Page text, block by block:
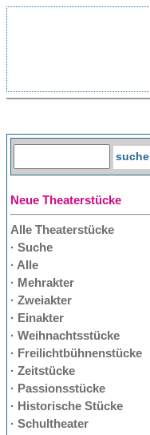
Neue Theaterstücke
Alle Theaterstücke
· Suche
· Alle
· Mehrakter
· Zweiakter
· Einakter
· Weihnachtsstücke
· Freilichtbühnenstücke
· Zeitstücke
· Passionsstücke
· Historische Stücke
· Schultheater